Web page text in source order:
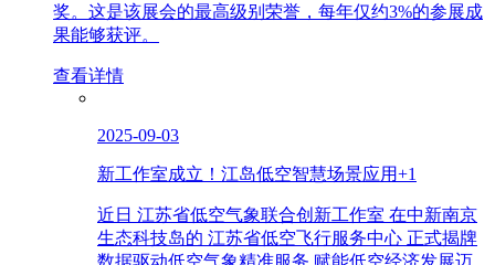
奖。这是该展会的最高级别荣誉，每年仅约3%的参展成
果能够获评。
查看详情
2025-09-03
新工作室成立！江岛低空智慧场景应用+1
近日 江苏省低空气象联合创新工作室 在中新南京
生态科技岛的 江苏省低空飞行服务中心 正式揭牌